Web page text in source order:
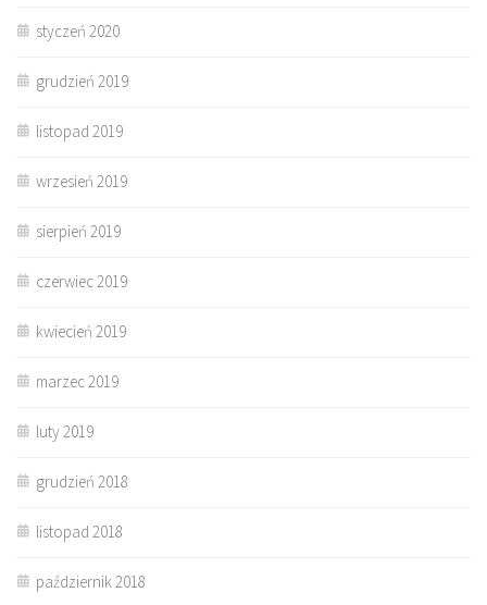
styczeń 2020
grudzień 2019
listopad 2019
wrzesień 2019
sierpień 2019
czerwiec 2019
kwiecień 2019
marzec 2019
luty 2019
grudzień 2018
listopad 2018
październik 2018